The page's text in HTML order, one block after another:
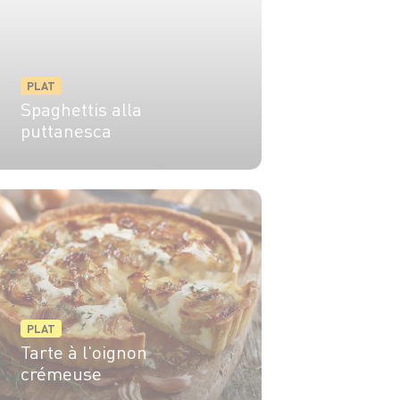
PLAT
Spaghettis alla
puttanesca
PLAT
Tarte à l'oignon
crémeuse